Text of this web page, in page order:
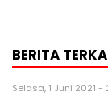
BERITA
Selasa, 1 Juni 2021 -